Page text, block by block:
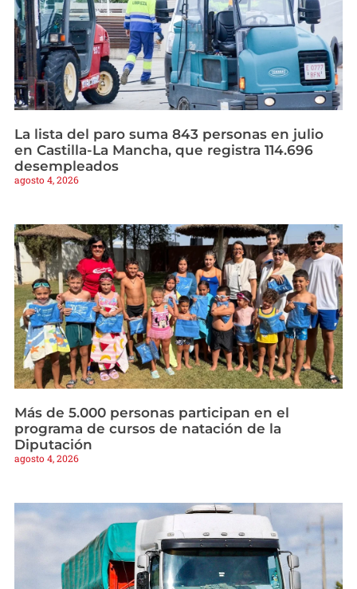
La lista del paro suma 843 personas en julio
en Castilla-La Mancha, que registra 114.696
desempleados
agosto 4, 2026
Más de 5.000 personas participan en el
programa de cursos de natación de la
Diputación
agosto 4, 2026